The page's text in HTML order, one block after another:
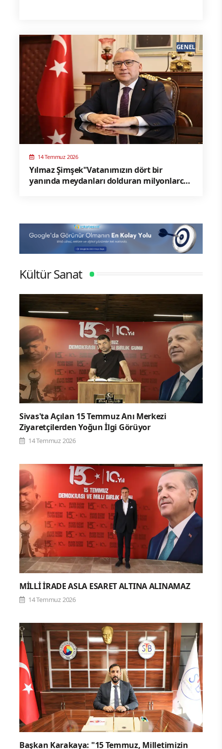
14 Temmuz 2026
Yılmaz Şimşek"Vatanımızın dört bir
yanında meydanları dolduran milyonlarca
GENEL
Kültür Sanat
Sivas'ta Açılan 15 Temmuz Anı Merkezi
Ziyaretçilerden Yoğun İlgi Görüyor
14 Temmuz 2026
MİLLİ İRADE ASLA ESARET ALTINA ALINAMAZ
14 Temmuz 2026
Başkan Karakaya: "15 Temmuz, Milletimizin